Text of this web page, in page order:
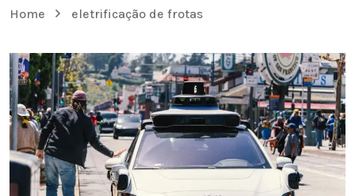
Home eletrificação de frotas